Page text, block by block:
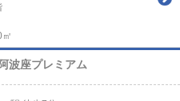
波座プレミアム